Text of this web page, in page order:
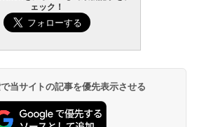
ェック！
当サイトの記事を優先表示させる